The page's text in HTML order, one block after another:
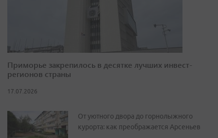
Приморье закрепилось в десятке лучших инвест-
регионов страны
17.07.2026
От уютного двора до горнолыжного
курорта: как преображается Арсеньев